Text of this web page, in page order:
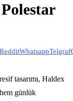
RedditWhatsappTelgraf
tasarımı, Haldex
günlük